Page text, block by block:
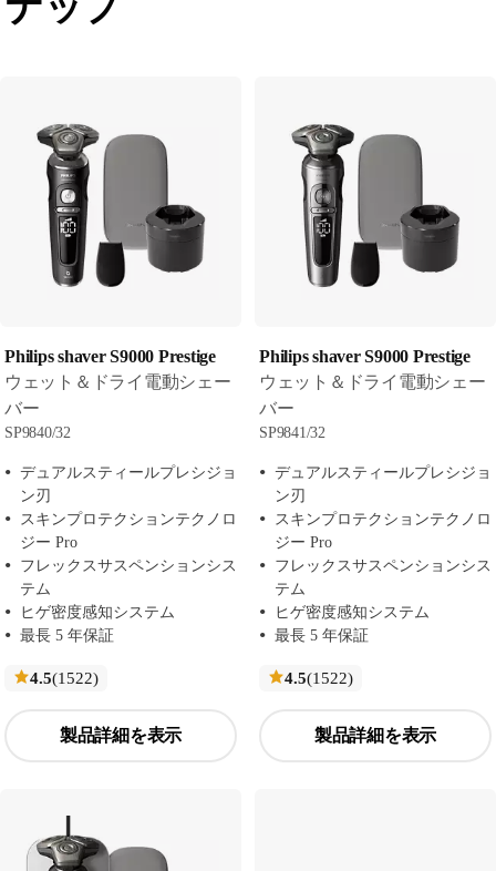
Philips shaver S9000 Prestige
ウェット＆ドライ電動シェー
バー
SP9840/32
デュアルスティールプレシジョ
ン刃
スキンプロテクションテクノロ
ジー Pro
フレックスサスペンションシス
テム
ヒゲ密度感知システム
最長 5 年保証
4.5(1522レ
ュ
ー
)
製品詳細を表示
Philips shaver S9000 Prestige
ウェット＆ドライ電動シェー
バー
SP9841/32
デュアルスティールプレシジョ
ン刃
スキンプロテクションテクノロ
ジー Pro
フレックスサスペンションシス
テム
ヒゲ密度感知システム
最長 5 年保証
4.5(1522レ
ュ
ー
)
製品詳細を表示